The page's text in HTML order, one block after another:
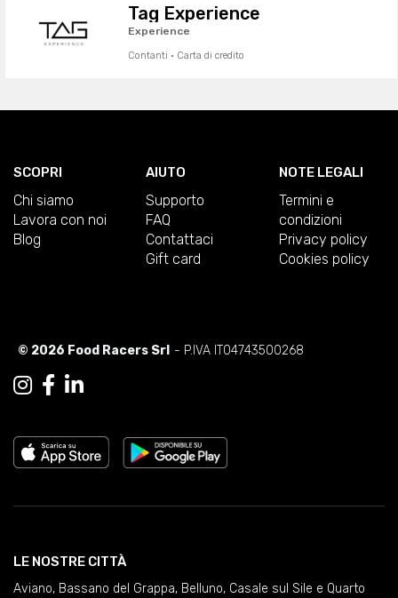
Tag Experience
Experience
Contanti · Carta di credito
SCOPRI
Chi siamo
Lavora con noi
Blog
AIUTO
Supporto
FAQ
Contattaci
Gift card
NOTE LEGALI
Termini e
condizioni
Privacy policy
Cookies policy
© 2026 Food Racers Srl - P.IVA IT04743500268
LE NOSTRE CITTÀ
Aviano, Bassano del Grappa, Belluno, Casale sul Sile e Quarto